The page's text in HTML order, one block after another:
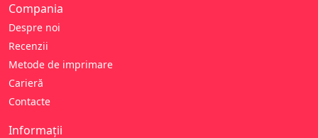
Compania
Despre noi
Recenzii
Metode de imprimare
Carieră
Contacte
Informații